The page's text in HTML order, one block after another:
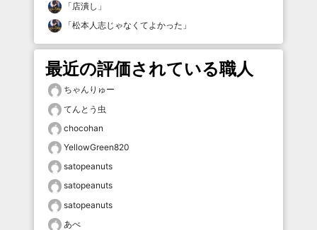
「店潰し 」
「松本人志じゃなくてよかった 」
最近の評価されている職人
ちゃんりゅー
てんとう虫
chocohan
YellowGreen820
satopeanuts
satopeanuts
satopeanuts
あべ